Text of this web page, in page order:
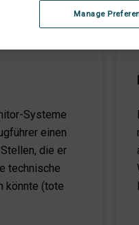
Systeme
einen
die er
technische
könnte (tote
Manage